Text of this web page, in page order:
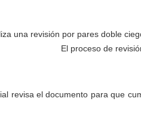
una revisión por pares doble
El proceso de
revisa el documento para que